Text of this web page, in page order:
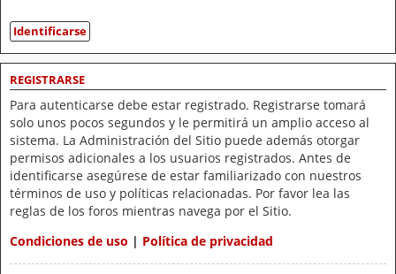
REGISTRARSE
Para autenticarse debe estar registrado. Registrarse tomará
solo unos pocos segundos y le permitirá un amplio acceso al
sistema. La Administración del Sitio puede además otorgar
permisos adicionales a los usuarios registrados. Antes de
identificarse asegúrese de estar familiarizado con nuestros
términos de uso y políticas relacionadas. Por favor lea las
reglas de los foros mientras navega por el Sitio.
Condiciones de uso | Política de privacidad